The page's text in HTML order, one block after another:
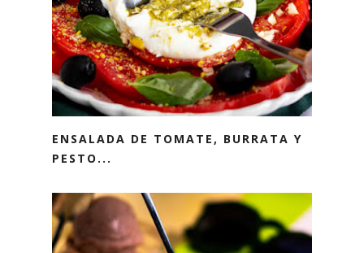
ENSALADA DE TOMATE, BURRATA Y
PESTO...